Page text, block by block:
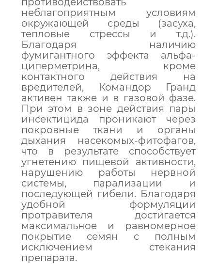
неблагоприятным условиям
окружающей среды (засуха,
тепловые стрессы и т.д.).
Благодаря наличию
фумигантного эффекта альфа-
циперметрина, кроме
контактного действия на
вредителей, Командор Гранд
активен также и в газовой фазе.
При этом в зоне действия пары
инсектицида проникают через
покровные ткани и органы
дыхания насекомых-фитофагов,
что в результате способствует
угнетению пищевой активности,
нарушению работы нервной
системы, парализации и
последующей гибели. Благодаря
удобной формуляции
протравителя достигается
максимальное и равномерное
покрытие семян с полным
исключением стекания
препарата.